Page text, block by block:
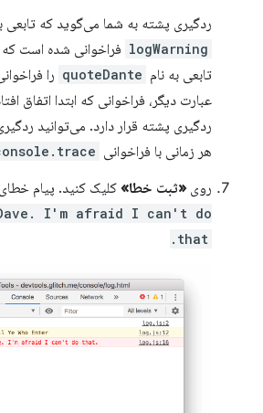
ردگیری پشته به شما می‌گوید که تابعی
logWarning فراخوانی شده است که
تابعی به نام quoteDante را
عبارت دیگر، فراخوانی که ابتدا اتفاق
ردگیری پشته قرار دارد. می‌توانید
هر زمانی با فراخوانی
روی «ثبت خطا» کلیک کنید. پیام
I'm afraid I can't do
that.